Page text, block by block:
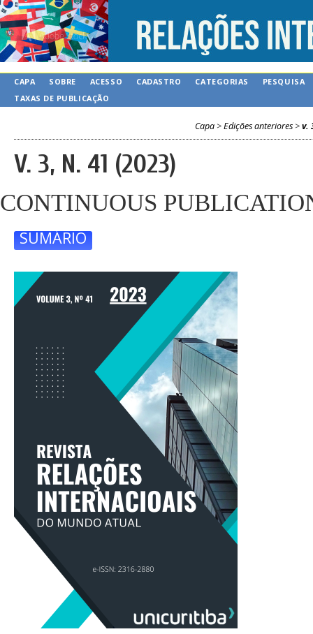
CAPA SOBRE ACESSO CADASTRO CATEGORIAS
PESQUISA
TAXAS DE PUBLICAÇÃO
Capa>Edições anteriores>v.
V. 3, N. 41 (2023)
CONTINUOUS
SUMÁRIO